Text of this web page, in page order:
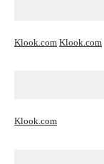
Klook.com Klook.com
Klook.com